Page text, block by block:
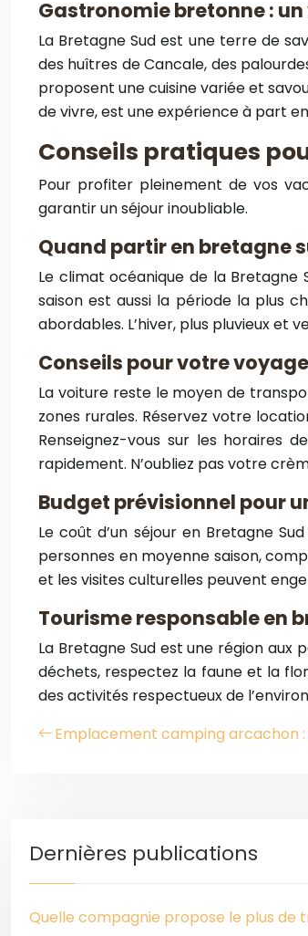
Gastronomie bretonne :
La Bretagne Sud est une terre de
des huîtres de Cancale, des
proposent une cuisine variée et
de vivre, est une expérience à part
Conseils pratiques
Pour profiter pleinement de vos
garantir un séjour inoubliable.
Quand partir en bretagne
Le climat océanique de la Bretagne
saison est aussi la période la plus
abordables. L’hiver, plus pluvieux et
Conseils pour votre
La voiture reste le moyen de
zones rurales. Réservez votre
Renseignez-vous sur les horaires
rapidement. N’oubliez pas votre
Budget prévisionnel pour
Le coût d’un séjour en Bretagne
personnes en moyenne saison,
et les visites culturelles peuvent
Tourisme responsable en
La Bretagne Sud est une région
déchets, respectez la faune et la
des activités respectueux de
Emplacement camping arcachon :
Dernières publications
Quelle compagnie propose le plus de